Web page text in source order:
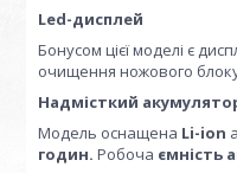
Led-дисплей
Бонусом цієї моделі є
очищення ножового
Надмісткий
Модель оснащена Li-ion
годин. Робоча ємність